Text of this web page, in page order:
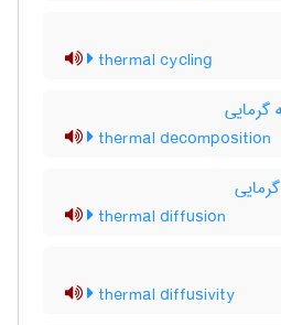
thermal cycling
گرمایی
thermal decomposition
thermal diffusion
thermal diffusivity